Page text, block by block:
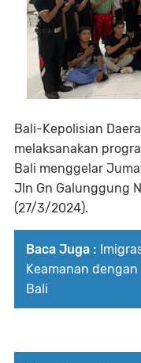
Bali-Kepolisian
melaksanakan
Bali menggelar
Jln Gn Galunggung
(27/3/2024).
Baca Juga :
Keamanan
Bali